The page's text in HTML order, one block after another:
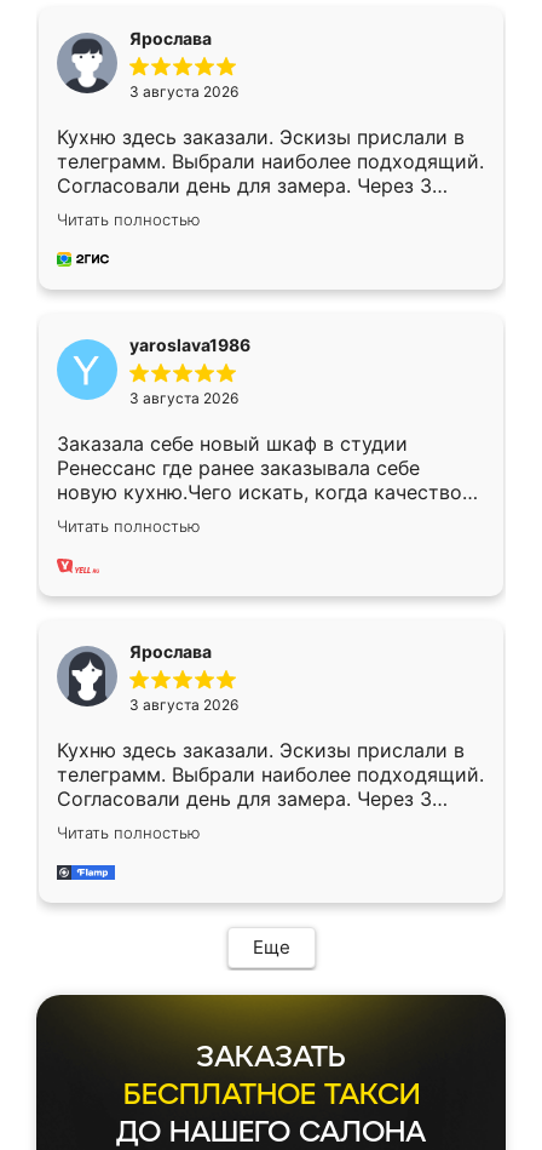
Ярослава
3 августа 2026
Кухню здесь заказали. Эскизы прислали в
телеграмм. Выбрали наиболее подходящий.
Согласовали день для замера. Через 3
недели кухня была уже готова. Остались
довольны работой. Спасибо Ренессанс
мебель за качественную работу!
Читать полностью
yaroslava1986
3 августа 2026
Заказала себе новый шкаф в студии
Ренессанс где ранее заказывала себе
новую кухню.Чего искать, когда качеством
вполне довольна. Служит кухня уже почти
два года, нареканий нет.
Читать полностью
Ярослава
3 августа 2026
Кухню здесь заказали. Эскизы прислали в
телеграмм. Выбрали наиболее подходящий.
Согласовали день для замера. Через 3
недели кухня была уже готова. Остались
довольны работой. Спасибо Ренессанс
мебель за качественную работу!
Читать полностью
Еще
ЗАКАЗАТЬ
БЕСПЛАТНОЕ ТАКСИ
ДО НАШЕГО САЛОНА